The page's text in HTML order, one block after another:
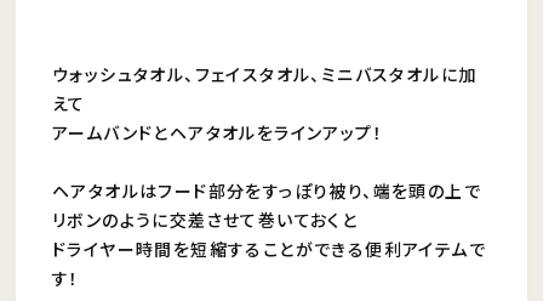
ウォッシュタオル、フェイスタオル、ミニバスタオルに加
えて
アームバンドとヘアタオルをラインアップ！
ヘアタオルはフード部分をすっぽり被り、端を頭の上で
リボンのように交差させて巻いておくと
ドライヤー時間を短縮することができる便利アイテムで
す！